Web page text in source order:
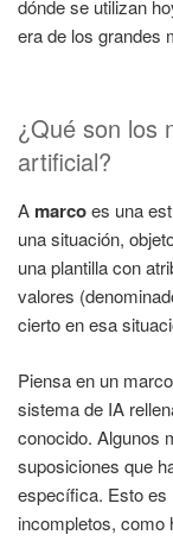
dónde se utilizan
era de los grandes
¿Qué son los
artificial?
A marcoes una
una situación,
una plantilla con
valores
cierto en esa
Piensa en un
sistema de IA
conocido. Algunos
suposiciones que
específica. Esto es
incompletos, como